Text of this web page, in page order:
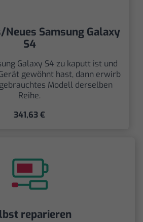
Samsung Galaxy
S4
Galaxy S4 zu kaputt ist und
gewöhnt hast, dann erwirb
Modell derselben
Reihe.
341,63 €
reparieren